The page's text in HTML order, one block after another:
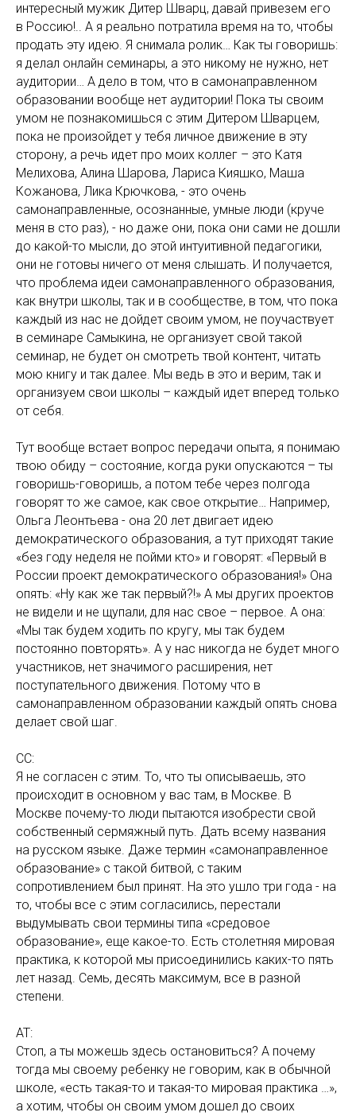
интересный мужик Дитер Шварц, давай привезем его
в Россию!.. А я реально потратила время на то, чтобы
продать эту идею. Я снимала ролик… Как ты говоришь:
я делал онлайн семинары, а это никому не нужно, нет
аудитории… А дело в том, что в самонаправленном
образовании вообще нет аудитории! Пока ты своим
умом не познакомишься с этим Дитером Шварцем,
пока не произойдет у тебя личное движение в эту
сторону, а речь идет про моих коллег – это Катя
Мелихова, Алина Шарова, Лариса Кияшко, Маша
Кожанова, Лика Крючкова, - это очень
самонаправленные, осознанные, умные люди (круче
меня в сто раз), - но даже они, пока они сами не дошли
до какой-то мысли, до этой интуитивной педагогики,
они не готовы ничего от меня слышать. И получается,
что проблема идеи самонаправленного образования,
как внутри школы, так и в сообществе, в том, что пока
каждый из нас не дойдет своим умом, не поучаствует
в семинаре Самыкина, не организует свой такой
семинар, не будет он смотреть твой контент, читать
мою книгу и так далее. Мы ведь в это и верим, так и
организуем свои школы – каждый идет вперед только
от себя.
Тут вообще встает вопрос передачи опыта, я понимаю
твою обиду – состояние, когда руки опускаются – ты
говоришь-говоришь, а потом тебе через полгода
говорят то же самое, как свое открытие… Например,
Ольга Леонтьева - она 20 лет двигает идею
демократического образования, а тут приходят такие
«без году неделя не пойми кто» и говорят: «Первый в
России проект демократического образования!» Она
опять: «Ну как же так первый?!» А мы других проектов
не видели и не щупали, для нас свое – первое. А она:
«Мы так будем ходить по кругу, мы так будем
постоянно повторять». А у нас никогда не будет много
участников, нет значимого расширения, нет
поступательного движения. Потому что в
самонаправленном образовании каждый опять снова
делает свой шаг.
СС:
Я не согласен с этим. То, что ты описываешь, это
происходит в основном у вас там, в Москве. В
Москве почему-то люди пытаются изобрести свой
собственный сермяжный путь. Дать всему названия
на русском языке. Даже термин «самонаправленное
образование» с такой битвой, с таким
сопротивлением был принят. На это ушло три года - на
то, чтобы все с этим согласились, перестали
выдумывать свои термины типа «средовое
образование», еще какое-то. Есть столетняя мировая
практика, к которой мы присоединились каких-то пять
лет назад. Семь, десять максимум, все в разной
степени.
АТ:
Стоп, а ты можешь здесь остановиться? А почему
тогда мы своему ребенку не говорим, как в обычной
школе, «есть такая-то и такая-то мировая практика …»,
а хотим, чтобы он своим умом дошел до своих